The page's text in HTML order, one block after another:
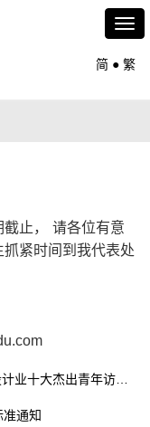
简 ● 繁
止， 请各位有意
紧时间到我代表处
通知